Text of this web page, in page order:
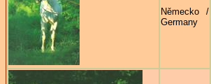
Německo /
Germany